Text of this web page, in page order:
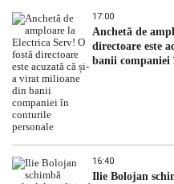
17:00
Anchetă de
directoare este
banii companiei
16:40
Ilie Bolojan